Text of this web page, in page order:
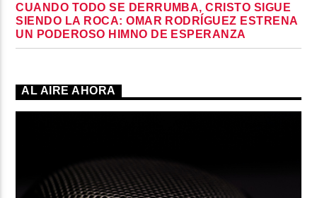
CUANDO TODO SE DERRUMBA, CRISTO SIGUE
SIENDO LA ROCA: OMAR RODRÍGUEZ ESTRENA
UN PODEROSO HIMNO DE ESPERANZA
AL AIRE AHORA